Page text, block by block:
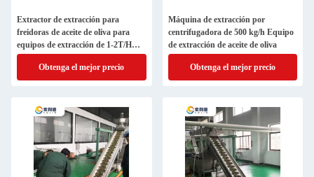
Extractor de extracción para
freidoras de aceite de oliva para
equipos de extracción de 1-2T/H
EVOO-1500
Obtenga el mejor precio
Máquina de extracción por
centrifugadora de 500 kg/h Equipo
de extracción de aceite de oliva
Obtenga el mejor precio